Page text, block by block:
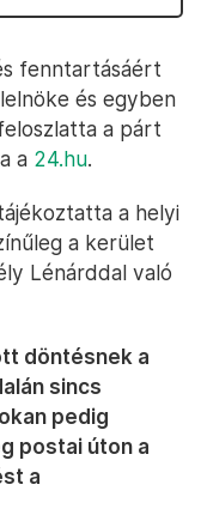
fenntartásáért
és egyben
a párt
a 24.hu.
a helyi
a kerület
Lénárddal való
döntésnek a
sincs
pedig
postai úton a
a